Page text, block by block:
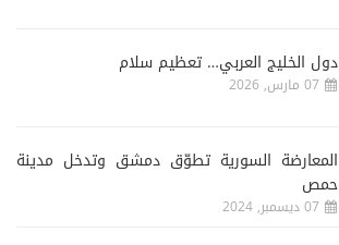
دول الخليج العربي… تعظيم سلام
07 مارس, 2026
المعارضة السورية تطوّق دمشق وتدخل مدينة
حمص
07 ديسمبر, 2024